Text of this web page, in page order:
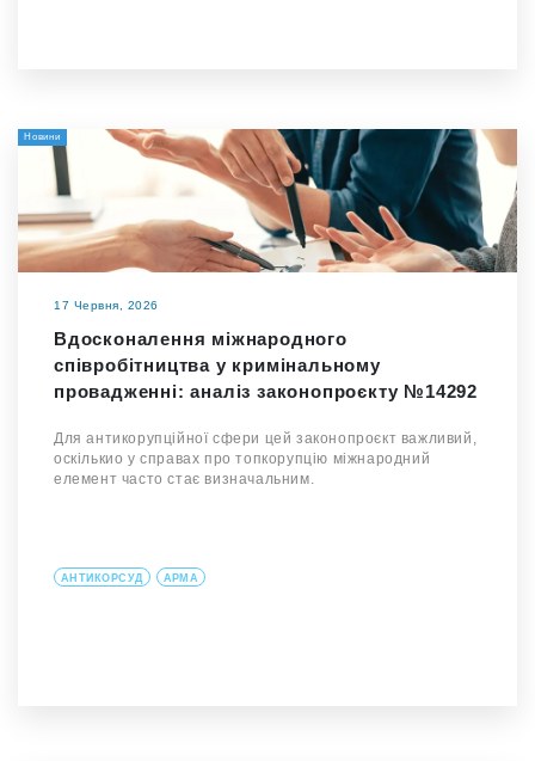
Новини
17 Червня, 2026
Вдосконалення міжнародного
співробітництва у кримінальному
провадженні: аналіз законопроєкту №14292
Для антикорупційної сфери цей законопроєкт важливий,
оскількио у справах про топкорупцію міжнародний
елемент часто стає визначальним.
АНТИКОРСУД АРМА